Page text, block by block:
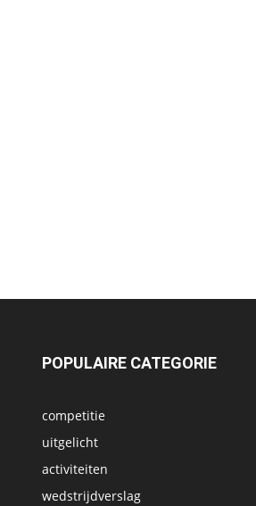
POPULAIRE CATEGORIE
competitie
uitgelicht
activiteiten
wedstrijdverslag